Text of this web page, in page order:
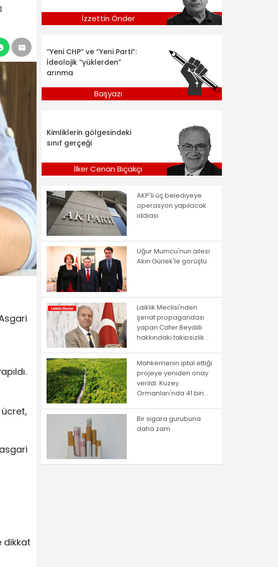
ücret,
dikkat
İzzettin Önder
“Yeni CHP” ve “Yeni Parti”:
İdeolojik “yüklerden”
arınma
Başyazı
Kimliklerin gölgesindeki
sınıf gerçeği
İlker Cenan Bıçakçı
AKP'li üç belediyeye
operasyon yapılacak
iddiası
Uğur Mumcu'nun ailesi
Akın Gürlek'le görüştü
Laiklik Meclisi'nden
şeriat propagandası
yapan Cafer Beydilli
hakkındaki takipsizlik
Mahkemenin iptal ettiği
projeye yeniden onay
verildi: Kuzey
Ormanları'nda 41 bin
Bir sigara gurubuna
daha zam